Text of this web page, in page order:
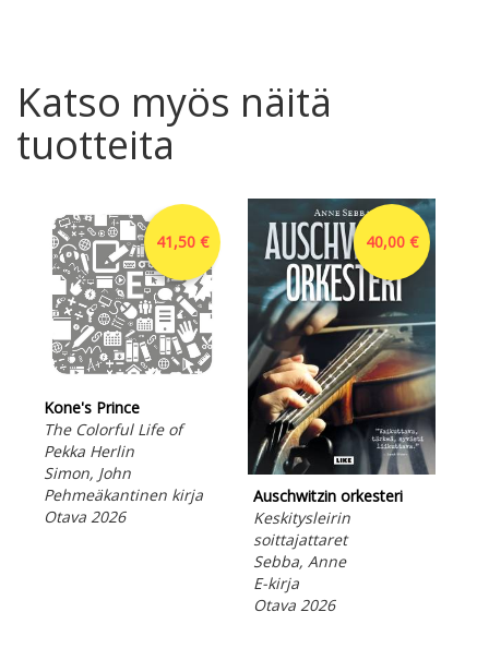
Katso myös näitä
tuotteita
41,50 €
Kone's Prince
The Colorful Life of
Pekka Herlin
Simon, John
Pehmeäkantinen kirja
Otava 2026
40,00 €
Auschwitzin orkesteri
Keskitysleirin
soittajattaret
Sebba, Anne
E-kirja
Otava 2026